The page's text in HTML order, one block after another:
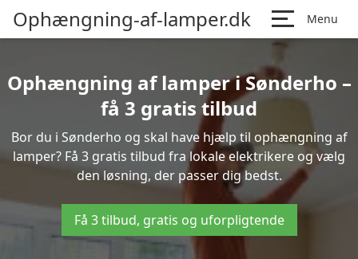
Ophængning-af-lamper.dk Menu
Ophængning af lamper i Sønderho –
få 3 gratis tilbud
Bor du i Sønderho og skal have hjælp til ophængning af
lamper? Få 3 gratis tilbud fra lokale elektrikere og vælg
den løsning, der passer dig bedst.
Få 3 tilbud, gratis og uforpligtende